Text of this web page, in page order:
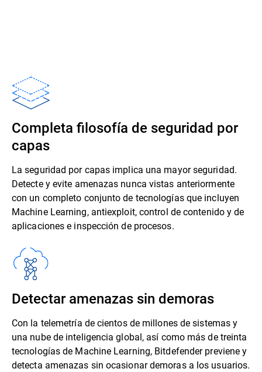
Completa filosofía de seguridad por
capas
La seguridad por capas implica una mayor seguridad.
Detecte y evite amenazas nunca vistas anteriormente
con un completo conjunto de tecnologías que incluyen
Machine Learning, antiexploit, control de contenido y de
aplicaciones e inspección de procesos.
Detectar amenazas sin demoras
Con la telemetría de cientos de millones de sistemas y
una nube de inteligencia global, así como más de treinta
tecnologías de Machine Learning, Bitdefender previene y
detecta amenazas sin ocasionar demoras a los usuarios.